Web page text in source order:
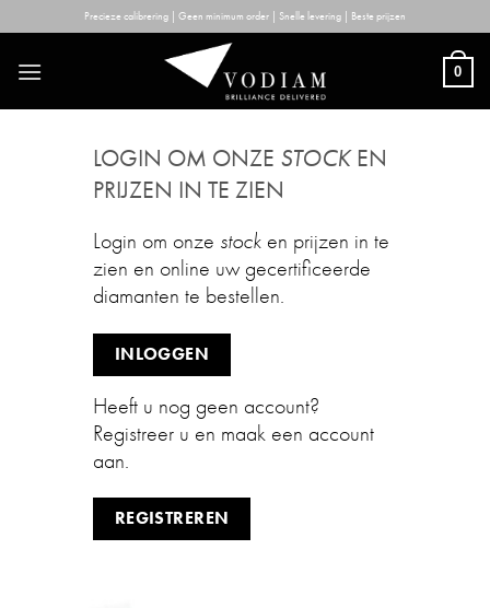
to
content
Precieze calibrering | Geen minimum order | Snelle levering | Beste prijzen
0
LOGIN OM ONZE STOCKEN
PRIJZEN IN TE ZIEN
Login om onze stock en prijzen in te
zien en online uw gecertificeerde
diamanten te bestellen.
INLOGGEN
Heeft u nog geen account?
Registreer u en maak een account
aan.
REGISTREREN